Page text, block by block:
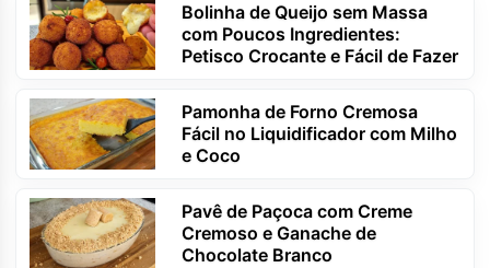
Bolinha de Queijo sem Massa
com Poucos Ingredientes:
Petisco Crocante e Fácil de Fazer
Pamonha de Forno Cremosa
Fácil no Liquidificador com Milho
e Coco
Pavê de Paçoca com Creme
Cremoso e Ganache de
Chocolate Branco